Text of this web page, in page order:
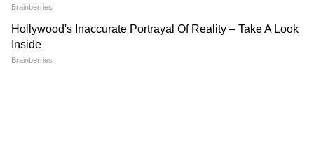
भूकंप के झटकों से कांपा पूर्वोत्तर भारत
कल देर रात करीब 11:06 बजे भारत के पड़ोसी देश भूटान
में 5.6 तीव्रता का तेज भूकंप आया। इस भूकंप का असर